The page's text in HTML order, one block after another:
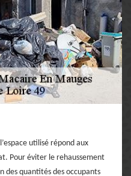
utilisé répond aux
Pour éviter le rehaussement
des quantités des occupants